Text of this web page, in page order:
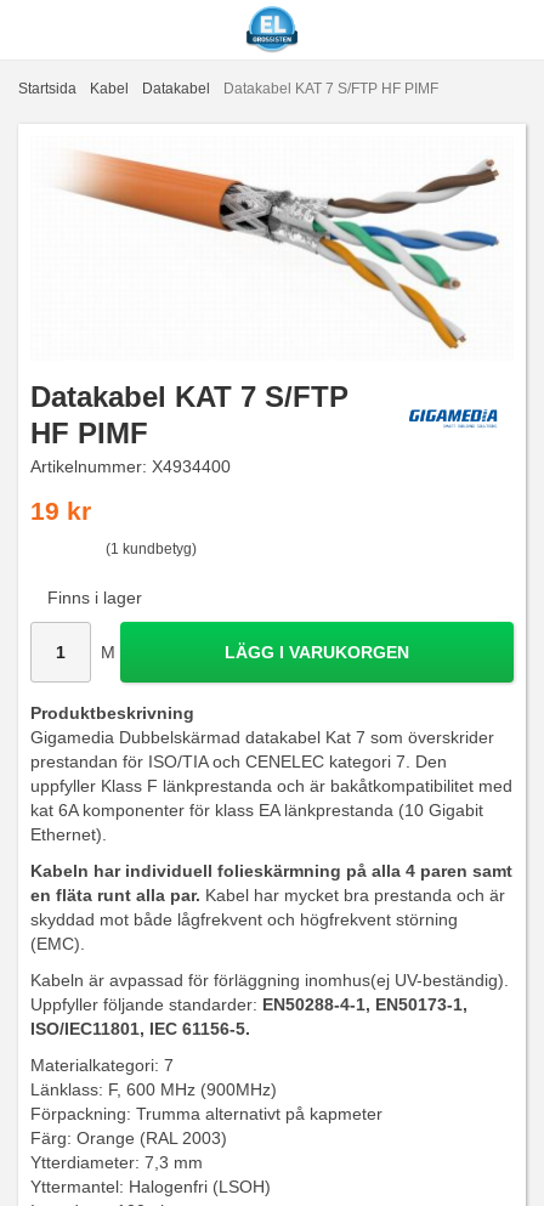
Startsida Kabel Datakabel Datakabel KAT 7 S/FTP HF PIMF
Datakabel KAT 7 S/FTP
HF PIMF
Artikelnummer: X4934400
19 kr
(1 kundbetyg)
Finns i lager
M LÄGG I VARUKORGEN
Produktbeskrivning
Gigamedia Dubbelskärmad datakabel Kat 7 som överskrider
prestandan för ISO/TIA och CENELEC kategori 7. Den
uppfyller Klass F länkprestanda och är bakåtkompatibilitet med
kat 6A komponenter för klass EA länkprestanda (10 Gigabit
Ethernet).
Kabeln har individuell folieskärmning på alla 4 paren samt
en fläta runt alla par. Kabel har mycket bra prestanda och är
skyddad mot både lågfrekvent och högfrekvent störning
(EMC).
Kabeln är avpassad för förläggning inomhus(ej UV-beständig).
Uppfyller följande standarder: EN50288-4-1, EN50173-1,
ISO/IEC11801, IEC 61156-5.
Materialkategori: 7
Länklass: F, 600 MHz (900MHz)
Förpackning: Trumma alternativt på kapmeter
Färg: Orange (RAL 2003)
Ytterdiameter: 7,3 mm
Yttermantel: Halogenfri (LSOH)